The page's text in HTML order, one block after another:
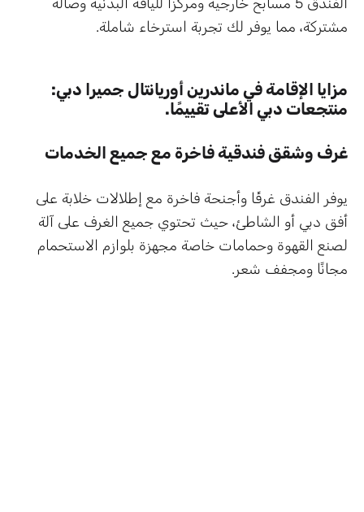
مشتركة، مما يوفر لك تجربة استرخاء شاملة.
مزايا الإقامة في ماندرين أوريانتال جميرا دبي:
منتجعات دبي الأعلى تقييمًا.
غرف وشقق فندقية فاخرة مع جميع الخدمات
يوفر الفندق غرفًا وأجنحة فاخرة مع إطلالات خلابة على
أفق دبي أو الشاطئ، حيث تحتوي جميع الغرف على آلة
لصنع القهوة وحمامات خاصة مجهزة بلوازم الاستحمام
مجانًا ومجفف شعر.